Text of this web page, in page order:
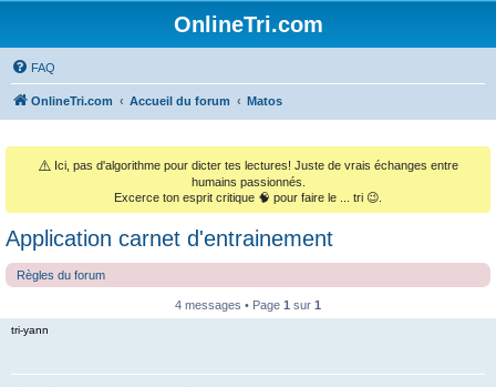
OnlineTri.com
FAQ
OnlineTri.com Accueil du forum Matos
⚠️ Ici, pas d'algorithme pour dicter tes lectures! Juste de vrais échanges entre
humains passionnés.
Excerce ton esprit critique 🧠 pour faire le ... tri 😉.
Application carnet d'entrainement
Règles du forum
4 messages • Page 1 sur 1
tri-yann